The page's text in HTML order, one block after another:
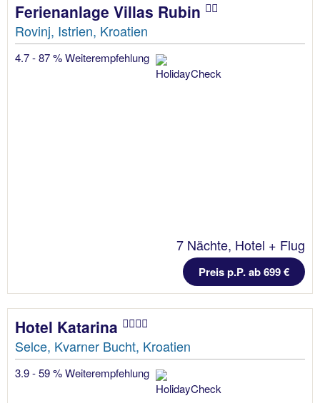
Ferienanlage Villas Rubin
Rovinj, Istrien, Kroatien
4.7 - 87 % Weiterempfehlung
7 Nächte, Hotel + Flug
Preis p.P. ab 699 €
Hotel Katarina
Selce, Kvarner Bucht, Kroatien
3.9 - 59 % Weiterempfehlung